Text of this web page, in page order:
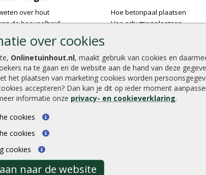
over cookies
Onlinetuinhout.nl, maakt gebruik van cookies en
na te gaan en de website aan de hand van deze
het plaatsen van marketing cookies worden
accepteren? Dan kan je dit op ieder moment
informatie onze privacy- en cookieverklaring.
cookies
cookies
cookies
naar de website
over hout
de hoeveelheid
van een vlonder leggen
houten overkapping maken
vlonder leggen
Hoe betonpaal plaatsen
Hoe schutting plaatsen
Stijlvolle houtsoorten voor in
Duurzame tuin
Welke palen voor een
©2026